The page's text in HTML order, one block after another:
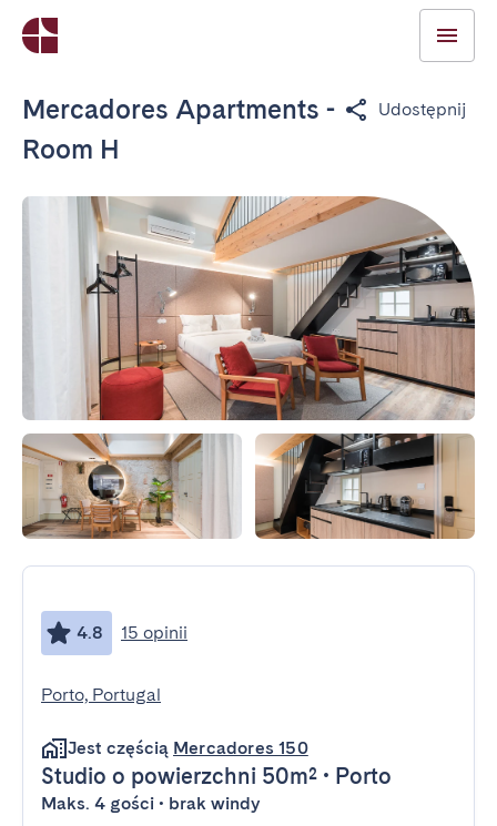
Mercadores Apartments -
Room H
Udostępnij
4.8 15 opinii
Porto, Portugal
Jest częścią Mercadores 150
Studio o powierzchni 50m² • Porto
Maks. 4 gości • brak windy